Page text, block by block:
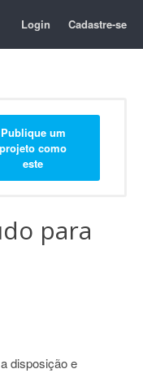
Login Cadastre-se
Publique um
projeto como
este
para
disposição e